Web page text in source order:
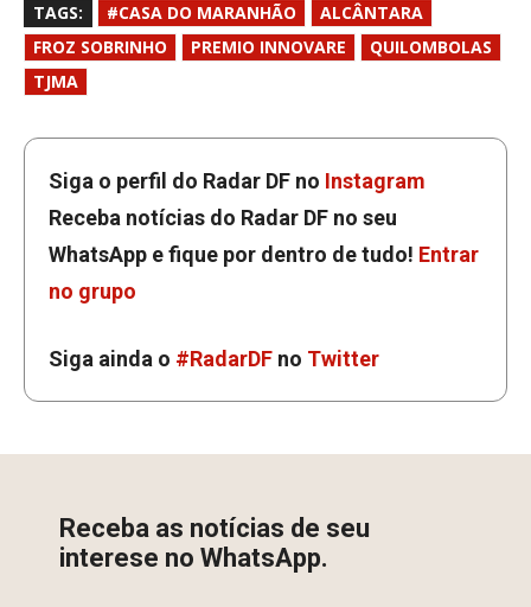
TAGS: #CASA DO MARANHÃO
ALCÂNTARA
FROZ SOBRINHO
PREMIO INNOVARE
QUILOMBOLAS
TJMA
Siga o perfil do Radar DF no Instagram
Receba notícias do Radar DF no seu
WhatsApp e fique por dentro de tudo! Entrar
no grupo
Siga ainda o #RadarDF no Twitter
Receba as notícias de seu
interese no WhatsApp.